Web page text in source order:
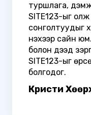
туршлага,
SITE123-ыг
сонголтуудыг
үнэхээр сайн
болон дээд
SITE123-ыг
болгодог.
Кристи